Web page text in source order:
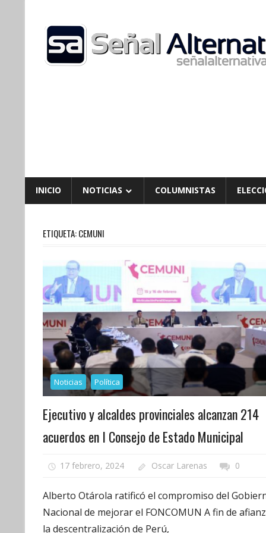
content
INICIO NOTICIAS COLUMNISTAS
ETIQUETA:CEMUNI
Noticias Política
Ejecutivo y alcaldes provinciales alcanzan 214
acuerdos en I Consejo de Estado Municipal
17 febrero, 2024 Oscar Larenas 0
Alberto Otárola ratificó el compromiso del
Nacional de mejorar el FONCOMUN A fin de
la descentralización de Perú,